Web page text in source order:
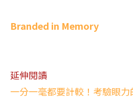
Branded in Memory
延伸閱讀
一分一毫都要計較！考驗眼